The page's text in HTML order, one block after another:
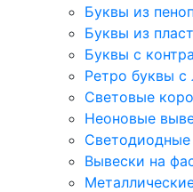
Буквы из
Буквы из
Буквы с
Ретро буквы с
Световые
Неоновые
Вывески на